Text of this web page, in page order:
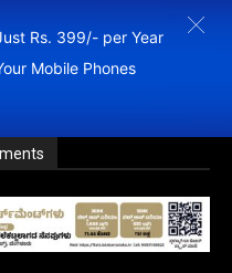
Rs. 399/- per Year
Mobile Phones